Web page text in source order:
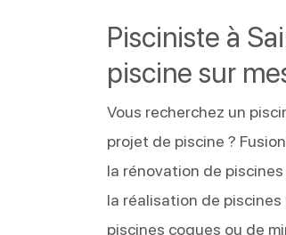
Pisciniste à
piscine sur
Vous recherchez un
projet de piscine ?
la rénovation de
la réalisation de
piscines coques ou de